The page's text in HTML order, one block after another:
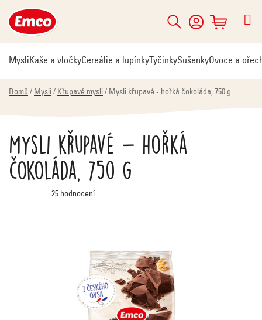
na
obsah
Hledat
NÁKUPNÍ
KOŠÍK
MysliKaše a vločkyCereálie a lupínky TyčinkySušenkyOvoce a
Domů / Mysli / Křupavé mysli / Mysli křupavé - hořká čokoláda, 750 g
Mysli křupavé - hořká
čokoláda, 750 g
Průměrné
hodnocení
25 hodnocení